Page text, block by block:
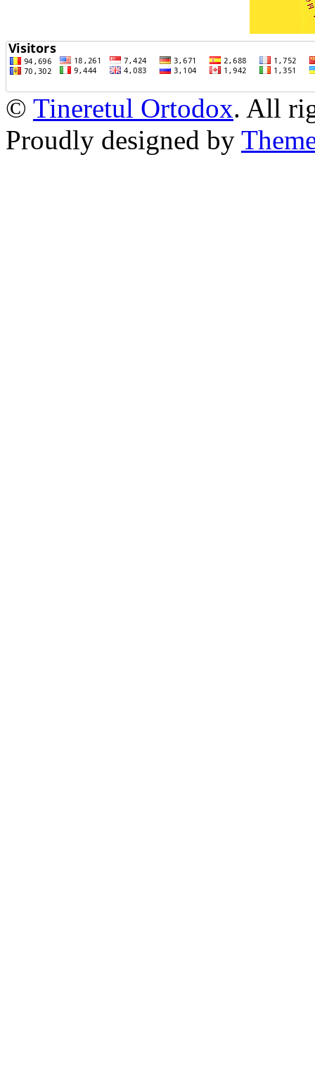
© Tineretul Ortodox. All
Proudly designed by